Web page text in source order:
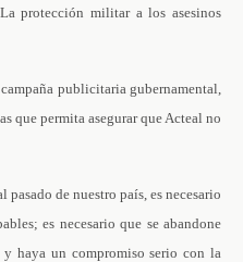
protección militar a los asesinos
publicitaria gubernamental,
que permita asegurar que Acteal no
de nuestro país, es necesario
es necesario que se abandone
haya un compromiso serio con la